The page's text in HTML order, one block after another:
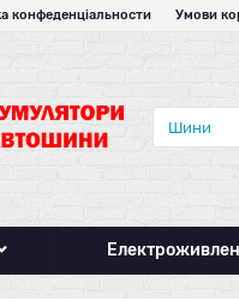
конфеденціальности Умови